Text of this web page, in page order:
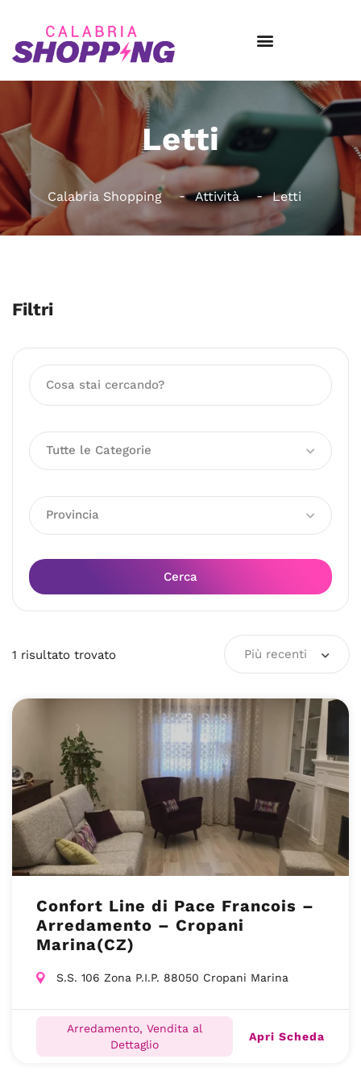
Letti
Calabria Shopping Attività Letti
Filtri
Tutte le Categorie
Provincia
Cerca
1 risultato trovato Più recenti
Confort Line di Pace Francois –
Arredamento – Cropani
Marina(CZ)
S.S. 106 Zona P.I.P. 88050 Cropani Marina
Arredamento, Vendita al
Dettaglio
Apri Scheda